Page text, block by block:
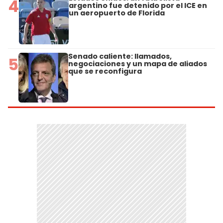
4 argentino fue detenido por el ICE en
un aeropuerto de Florida
5 Senado caliente: llamados,
negociaciones y un mapa de aliados
que se reconfigura